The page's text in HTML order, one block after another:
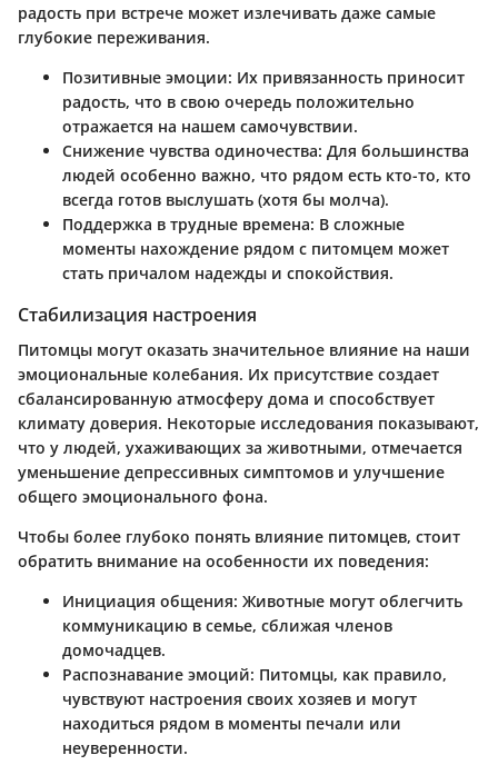
радость при встрече может излечивать даже самые
глубокие переживания.
Позитивные эмоции: Их привязанность приносит
радость, что в свою очередь положительно
отражается на нашем самочувствии.
Снижение чувства одиночества: Для большинства
людей особенно важно, что рядом есть кто-то, кто
всегда готов выслушать (хотя бы молча).
Поддержка в трудные времена: В сложные
моменты нахождение рядом с питомцем может
стать причалом надежды и спокойствия.
Стабилизация настроения
Питомцы могут оказать значительное влияние на наши
эмоциональные колебания. Их присутствие создает
сбалансированную атмосферу дома и способствует
климату доверия. Некоторые исследования показывают,
что у людей, ухаживающих за животными, отмечается
уменьшение депрессивных симптомов и улучшение
общего эмоционального фона.
Чтобы более глубоко понять влияние питомцев, стоит
обратить внимание на особенности их поведения:
Инициация общения: Животные могут облегчить
коммуникацию в семье, сближая членов
домочадцев.
Распознавание эмоций: Питомцы, как правило,
чувствуют настроения своих хозяев и могут
находиться рядом в моменты печали или
неуверенности.